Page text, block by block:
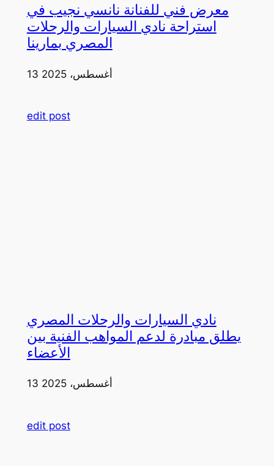
معرض فني للفنانة نانسي نجيب في
استراحة نادي السيارات والرحلات
المصري بمارينا
13 أغسطس، 2025
edit post
نادي السيارات والرحلات المصري
يطلق مبادرة لدعم المواهب الفنية بين
الأعضاء
13 أغسطس، 2025
edit post